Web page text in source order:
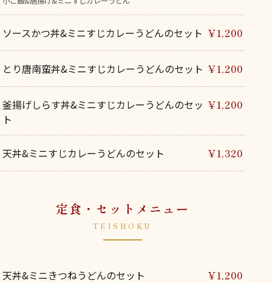
ソースかつ丼&ミニすじカレーうどんのセット ¥1,200
とり唐南蛮丼&ミニすじカレーうどんのセット ¥1,200
釜揚げしらす丼&ミニすじカレーうどんのセッ
ト
¥1,200
天丼&ミニすじカレーうどんのセット ¥1,320
定食・セットメニュー
TEISHOKU
天丼&ミニきつねうどんのセット ¥1,200